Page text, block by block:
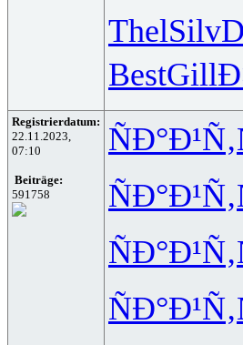
ThelSilv
BestGill
Registrierdatum:
22.11.2023,
07:10
Beiträge:
591758
ÑÐ°Ð¹Ñ‚
ÑÐ°Ð¹Ñ‚
ÑÐ°Ð¹Ñ‚
ÑÐ°Ð¹Ñ‚